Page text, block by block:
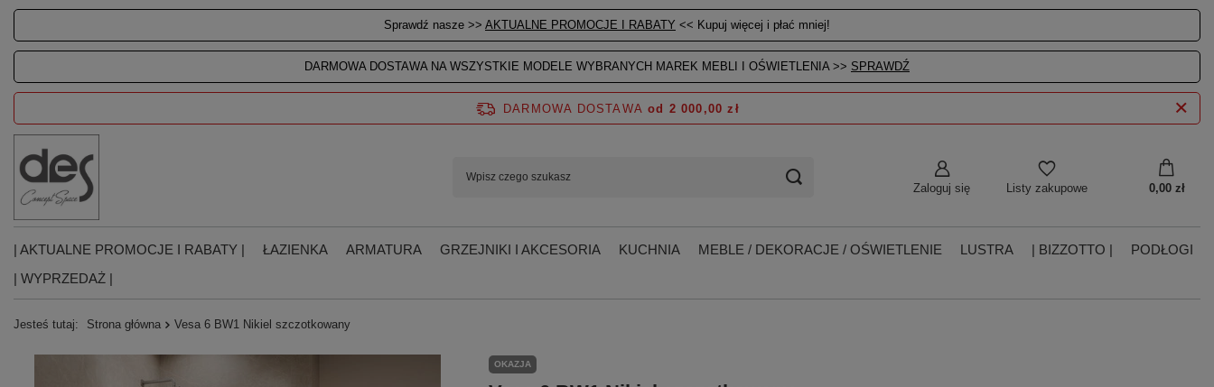
Sprawdź nasze >> AKTUALNE PROMOCJE I RABATY << Kupuj więcej i płać mniej!
DARMOWA DOSTAWA NA WSZYSTKIE MODELE WYBRANYCH MAREK MEBLI I OŚWIETLENIA >> SPRAWDŹ
Zaloguj się Listy zakupowe 0,00 zł
DARMOWA DOSTAWA od 2 000,00 zł
| AKTUALNE PROMOCJE I RABATY | ŁAZIENKA ARMATURA GRZEJNIKI I AKCESORIA KUCHNIA MEBLE / DEKORACJE / OŚWIETLENIE LUSTRA | BIZZOTTO |
PODŁOGI
| WYPRZEDAŻ |
Jesteś tutaj: Strona główna Vesa 6 BW1 Nikiel szczotkowany
OKAZJA